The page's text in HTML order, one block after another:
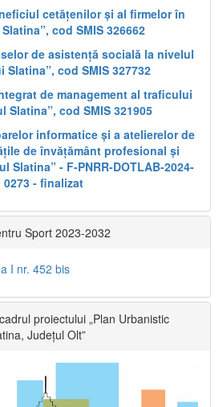
cetățenilor și al firmelor în
cod SMIS 326662
de asistență socială la nivelul
cod SMIS 327732
de management al traficului
Slatina”, cod SMIS 321905
informatice și a atelierelor de
de învățământ profesional și
Slatina” - F-PNRR-DOTLAB-2024-
0273 - finalizat
Sport 2023-2032
I nr. 452 bis
proiectului „Plan Urbanistic
Județul Olt”